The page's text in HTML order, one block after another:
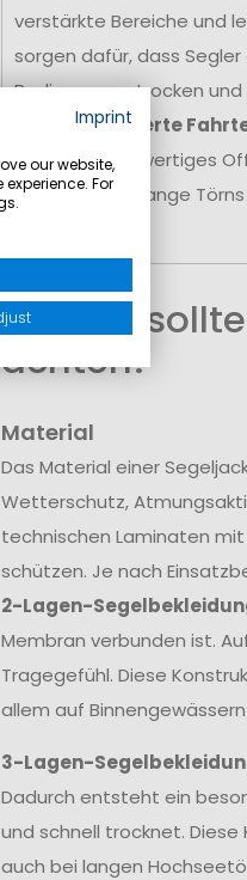
verstärkte Bereiche und
sorgen dafür, dass
Bedingungen trocken
Für ambitionierte
stellt ein hochwertiges
Grundlage für lange
Worauf
achten?
Material
Das Material einer
Wetterschutz,
technischen Laminaten
schützen. Je nach
2-Lagen-
Membran verbunden ist.
Tragegefühl. Diese
allem auf
3-Lagen-
Dadurch entsteht ein
und schnell trocknet.
auch bei langen
Imprint
our website,
For